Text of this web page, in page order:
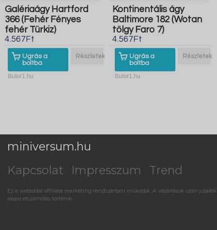
Galériaágy Hartford
366 (Fehér Fényes
fehér Türkiz)
4.567Ft
Ugrás a
boltba
Részletek
Butor1.hu
Kontinentális ágy
Baltimore 182 (Wotan
tölgy Faro 7)
4.567Ft
Ugrás a
boltba
Részletek
Butor1.hu
miniversum.hu
Kapcsolat
Impresszum Trend
Ez a weboldal affiliate marketing rendszerben működik. A vásárlások után jutalék
alapú elszámolás történik.